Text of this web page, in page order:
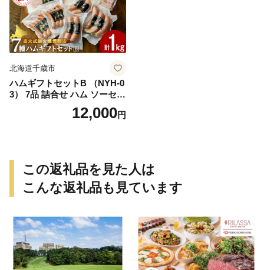
北海道千歳市
ハムギフトセットB （NYH-0
3） 7品 詰合せ ハム ソーセー
12,000円
この返礼品を見た人は
こんな返礼品も見ています